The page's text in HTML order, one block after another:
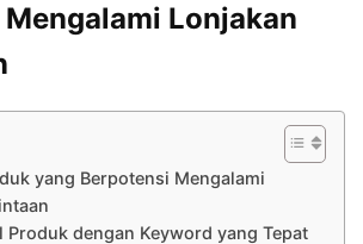
Lonjakan
yang Berpotensi Mengalami
Produk dengan Keyword yang Tepat